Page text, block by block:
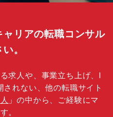
リアの転職コンサル
。
求人や、事業立ち上げ、I
れない、他の転職サイト
」の中から、ご経験にマ
。